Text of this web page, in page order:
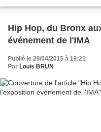
Hip Hop, du Bronx
événement de l'IMA
Publié le 29/04/2015 à 19:21
Par Louis BRUN